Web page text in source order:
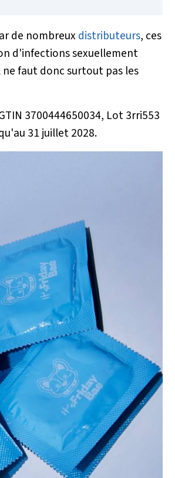
de nombreux distributeurs, ces
d'infections sexuellement
ne faut donc surtout pas les
3700444650034, Lot 3rri553
31 juillet 2028.